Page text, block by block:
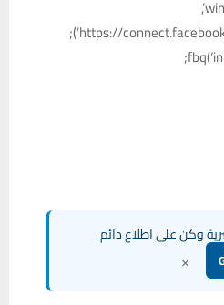
وكن على اطلاع دائم
×